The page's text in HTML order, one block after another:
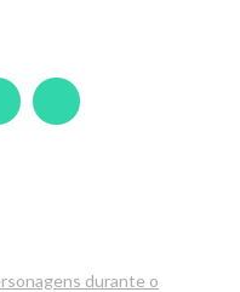
durante o